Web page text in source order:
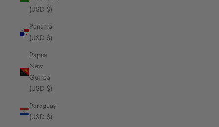
(USD $)
Panama
(USD $)
Papua
New
Guinea
(USD $)
Paraguay
(USD $)